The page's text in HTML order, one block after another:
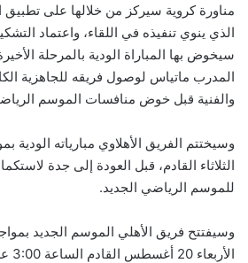
مناورة كروية سيركز من خلالها على تطبيق
الذي ينوي تنفيذه في اللقاء، واعتماد
سيخوض بها المباراة الودية بالمرحلة
المدرب ماتياس لوصول فريقه للجاهزية
والفنية قبل خوض منافسات الموسم
وسيختتم الفريق الأهلاوي مبارياته الودية
الثلاثاء القادم، قبل العودة إلى جدة
للموسم الرياضي الجديد.
وسيفتتح فريق الأهلي الموسم الجديد